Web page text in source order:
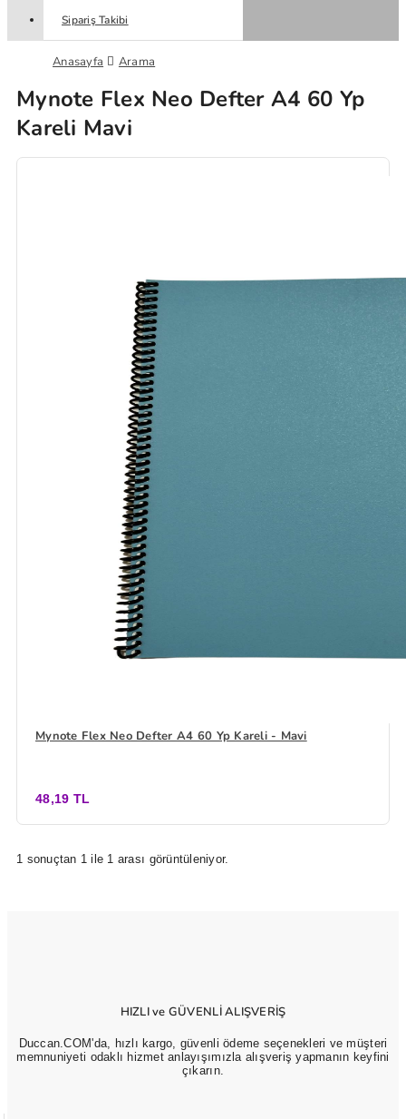
Sipariş Takibi
Anasayfa Arama
Mynote Flex Neo Defter A4 60 Yp
Kareli Mavi
Mynote Flex Neo Defter A4 60 Yp Kareli - Mavi
48,19 TL
1 sonuçtan 1 ile 1 arası görüntüleniyor.
HIZLI ve GÜVENLİ ALIŞVERİŞ
Duccan.COM'da, hızlı kargo, güvenli ödeme seçenekleri ve müşteri
memnuniyeti odaklı hizmet anlayışımızla alışveriş yapmanın keyfini
çıkarın.